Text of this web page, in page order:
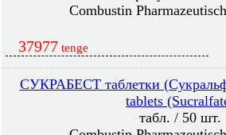
Combustin
37977 tenge
СУКРАБЕСТ таблетки
tablets
табл. / 50 шт.